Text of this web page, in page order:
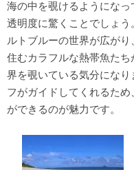
海の中を覗けるようにな
透明度に驚くことでしょ
ルトブルーの世界が広が
住むカラフルな熱帯魚た
界を覗いている気分にな
フがガイドしてくれるた
ができるのが魅力です。